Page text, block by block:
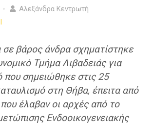
Αλεξάνδρα Κεντρωτή
βάρος άνδρα σχηματίστηκε
Τμήμα Λιβαδειάς για
που σημειώθηκε στις 25
στη Θήβα, έπειτα από
έλαβαν οι αρχές από το
Ενδοοικογενειακής